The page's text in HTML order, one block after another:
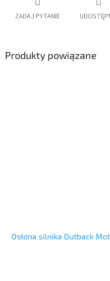
ZADAJ PYTANIE
Produkty powiązane
Osłona silnika Outback